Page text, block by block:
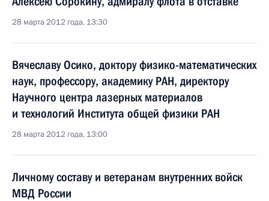
28 марта 2012 года, 13:30
Вячеславу Осико, доктору физико-математических
наук, профессору, академику РАН, директору
Научного центра лазерных материалов
и технологий Института общей физики РАН
28 марта 2012 года, 13:00
Личному составу и ветеранам внутренних войск
МВД России